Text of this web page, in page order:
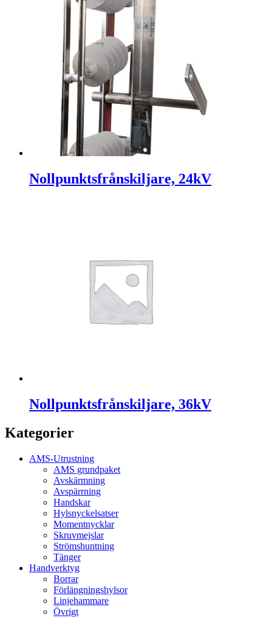
Nollpunktsfrånskiljare, 24kV
Nollpunktsfrånskiljare, 36kV
Kategorier
AMS-Utrustning
AMS grundpaket
Avskärmning
Avspärrning
Handskar
Hylsnyckelsatser
Momentnycklar
Skruvmejslar
Strömshuntning
Tänger
Handverktyg
Borrar
Förlängningshylsor
Linjehammare
Övrigt